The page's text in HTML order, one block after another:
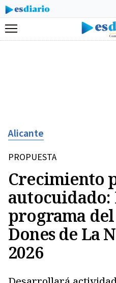
Menú
Alicante
PROPUESTA
Crecimiento
autocuidado:
programa del
Dones de La
2026